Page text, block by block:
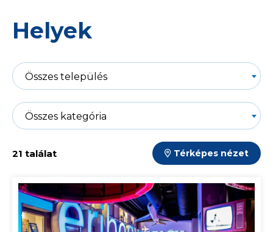
Helyek
Összes település
Összes kategória
21 találat Térképes nézet